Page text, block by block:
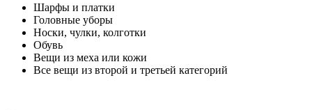
Шарфы и платки
Головные уборы
Носки, чулки, колготки
Обувь
Вещи из меха или кожи
Все вещи из второй и третьей категорий